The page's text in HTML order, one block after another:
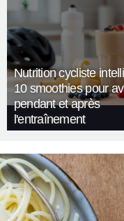
Nutrition cycliste
10 smoothies pour
pendant et après
l'entraînement